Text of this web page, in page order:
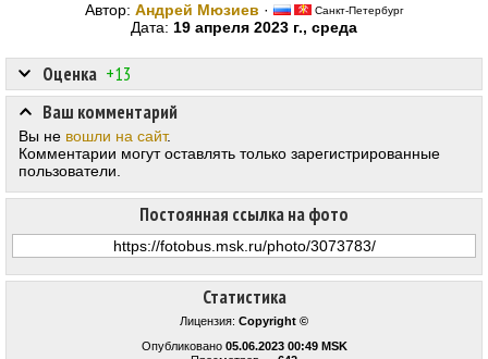
Автор: Андрей Мюзиев · Санкт-Петербург
Дата: 19 апреля 2023 г., среда
Статистика
Лицензия: Copyright ©
Опубликовано 05.06.2023 00:49 MSK
Оценка +13
Постоянная ссылка на фото
Ваш комментарий
Вы не вошли на сайт.
Комментарии могут оставлять только зарегистрированные
пользователи.